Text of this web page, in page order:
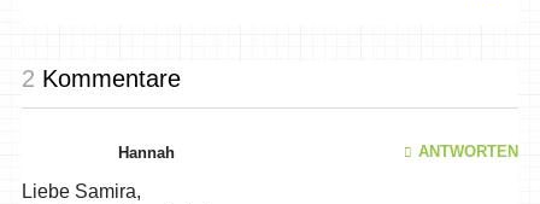
2 Kommentare
Hannah ANTWORTEN
Liebe Samira,